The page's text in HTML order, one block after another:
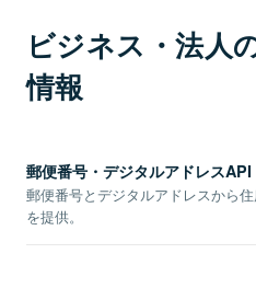
ビジネス・法人
情報
郵便番号・デジタルアドレスAPI
郵便番号とデジタルアドレスから
を提供。